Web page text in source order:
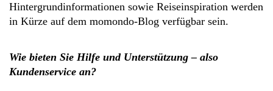
Hintergrundinformationen sowie Reiseinspiration werden
in Kürze auf dem momondo-Blog verfügbar sein.
Wie bieten Sie Hilfe und Unterstützung – also
Kundenservice an?